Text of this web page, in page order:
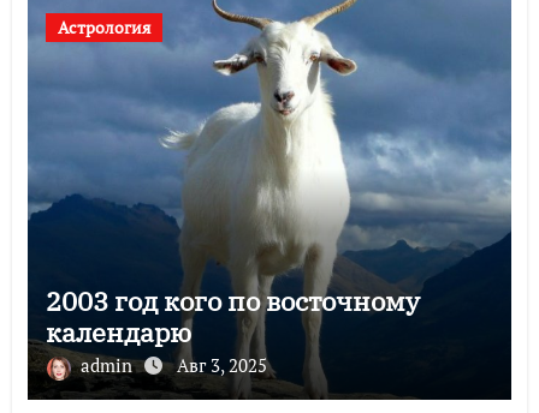
Астрология
2003 год кого по восточному
календарю
admin Авг 3, 2025